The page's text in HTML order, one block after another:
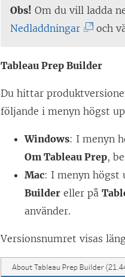
Obs! Om du vill ladda
Nedladdningar(
ä
k
e
n
ö
p
p
s
i
och
Tableau Prep Builder
Du hittar
följande i menyn högst
Windows: I menyn
Om Tableau Prep,
Mac: I menyn högst
Builder eller på
använder.
Versionsnumret visas